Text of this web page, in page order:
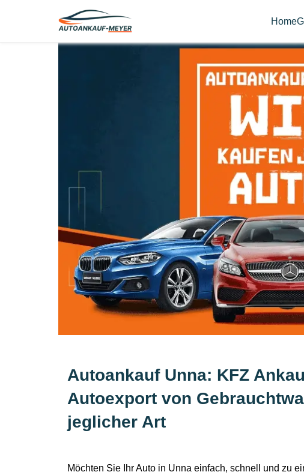
Home
Autoankauf Unna: KFZ
Autoexport von
jeglicher Art
Möchten Sie Ihr Auto in Unna einfach, schnell und zu